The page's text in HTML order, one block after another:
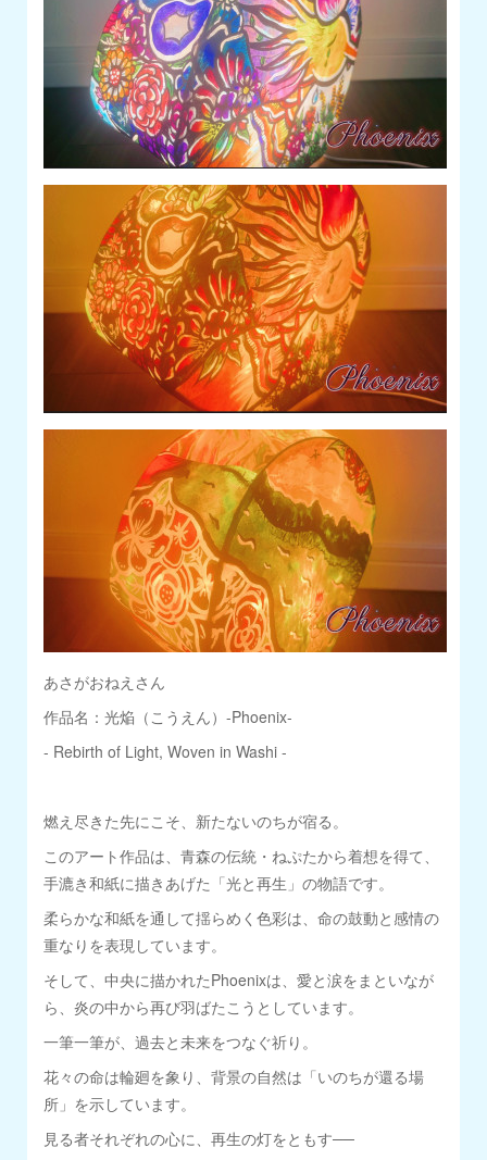
あさがおねえさん
作品名：光焔（こうえん）-Phoenix-
- Rebirth of Light, Woven in Washi -
燃え尽きた先にこそ、新たないのちが宿る。
このアート作品は、青森の伝統・ねぷたから着想を得て、
手漉き和紙に描きあげた「光と再生」の物語です。
柔らかな和紙を通して揺らめく色彩は、命の鼓動と感情の
重なりを表現しています。
そして、中央に描かれたPhoenixは、愛と涙をまといなが
ら、炎の中から再び羽ばたこうとしています。
一筆一筆が、過去と未来をつなぐ祈り。
花々の命は輪廻を象り、背景の自然は「いのちが還る場
所」を示しています。
見る者それぞれの心に、再生の灯をともす──